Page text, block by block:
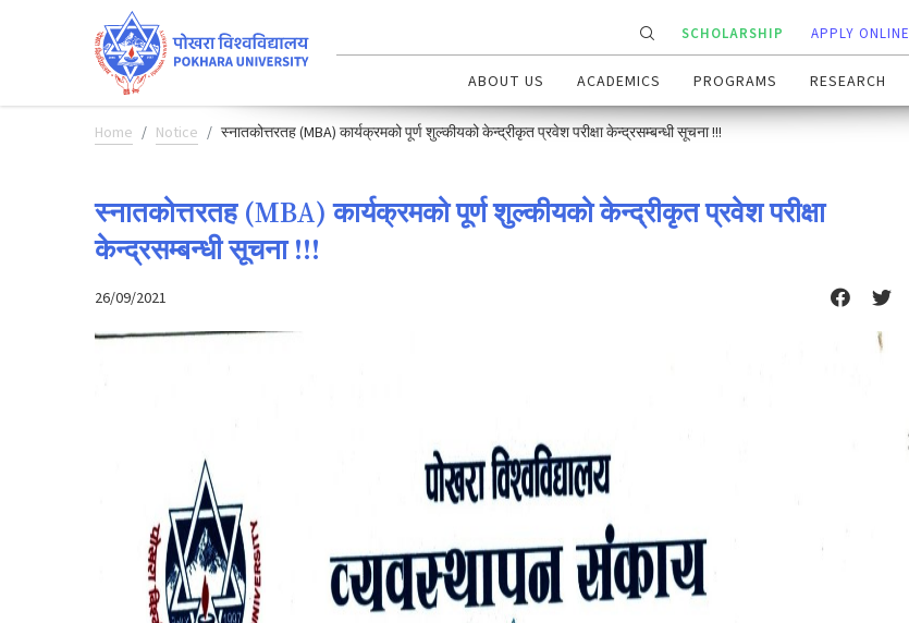
SCHOLARSHIP APPLY ONLINE
ABOUT US ACADEMICS PROGRAMS RESEARCH
Home Notice स्नातकोत्तरतह (MBA) कार्यक्रमको पूर्ण शुल्कीयको केन्द्रीकृत प्रवेश परीक्षा केन्द्रसम्बन्धी सूचना !!!
स्नातकोत्तरतह (MBA) कार्यक्रमको पूर्ण शुल्कीयको केन्द्रीकृत प्रवेश परीक्षा
केन्द्रसम्बन्धी सूचना !!!
26/09/2021